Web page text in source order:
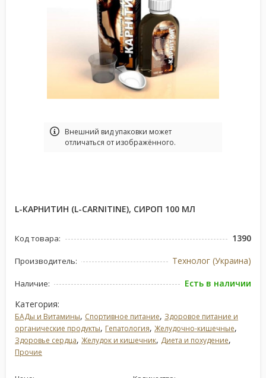
Bнешний вид упаковки может
отличаться от изображённого.
L-КАРНИТИН (L-CARNITINE), СИРОП 100 МЛ
Код товара: 1390
Производитель: Технолог (Украина)
Наличие:
Есть в наличии
Категория:
БАДы и Витамины, Спортивное питание, Здоровое питание и
органические продукты, Гепатология, Желудочно-кишечные,
Здоровье сердца, Желудок и кишечник, Диета и похудение,
Прочие